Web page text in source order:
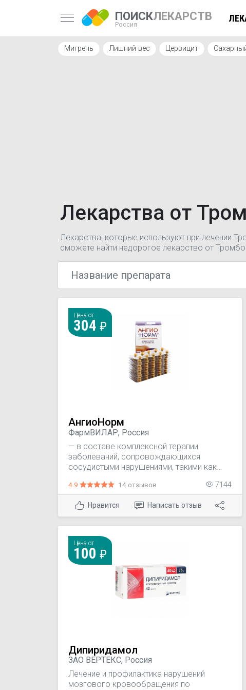
ПОИСКЛЕКАРСТВ
Россия
Мигрень Лишний вес Цервицит
Лекарства от
Лекарства, которые используют при лечении
сможете найти недорогое лекарство от
Цена от
304
АнгиоНорм
ФармВИЛАР, Россия
— в составе комплексной терапии
заболеваний, сопровождающихся
сосудистыми нарушениями, такими как
(тромбозы, тромбоэмболии), нарушение
проницаемости капилляров и
микроциркуляции (тромбозы капилляров);
— нарушение венозного кровообращения
(варикозное расширение вен,
поеттромботический синдром,
тромбофлебиты).
4.9 14 отзывов 7144
Нравится Написать отзыв
Цена от
100
Дипиридамол
ЗАО ВЕРТЕКС, Россия
Лечение и профилактика нарушений
мозгового кровообращения по